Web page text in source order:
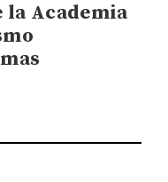
la Academia